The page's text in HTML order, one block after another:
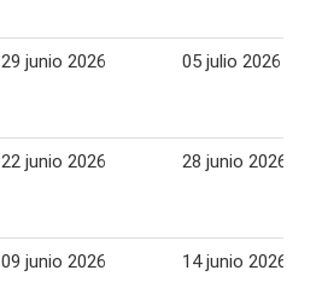
29 junio 2026 05 julio 2026
22 junio 2026 28 junio 2026
09 junio 2026 14 junio 2026